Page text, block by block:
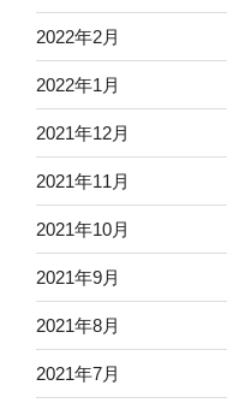
2022年2月
2022年1月
2021年12月
2021年11月
2021年10月
2021年9月
2021年8月
2021年7月